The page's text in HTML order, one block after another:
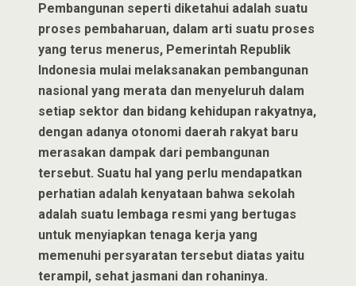
Pembangunan seperti diketahui adalah suatu
proses pembaharuan, dalam arti suatu proses
yang terus menerus, Pemerintah Republik
Indonesia mulai melaksanakan pembangunan
nasional yang merata dan menyeluruh dalam
setiap sektor dan bidang kehidupan rakyatnya,
dengan adanya otonomi daerah rakyat baru
merasakan dampak dari pembangunan
tersebut. Suatu hal yang perlu mendapatkan
perhatian adalah kenyataan bahwa sekolah
adalah suatu lembaga resmi yang bertugas
untuk menyiapkan tenaga kerja yang
memenuhi persyaratan tersebut diatas yaitu
terampil, sehat jasmani dan rohaninya.